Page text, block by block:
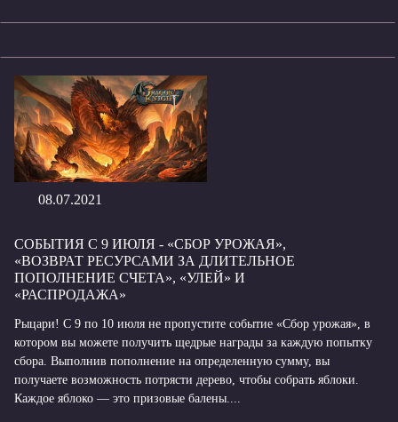
08.07.2021
СОБЫТИЯ С 9 ИЮЛЯ - «СБОР УРОЖАЯ»,
«ВОЗВРАТ РЕСУРСАМИ ЗА ДЛИТЕЛЬНОЕ
ПОПОЛНЕНИЕ СЧЕТА», «УЛЕЙ» И
«РАСПРОДАЖА»
Рыцари! С 9 по 10 июля не пропустите событие «Сбор урожая», в
котором вы можете получить щедрые награды за каждую попытку
сбора. Выполнив пополнение на определенную сумму, вы
получаете возможность потрясти дерево, чтобы собрать яблоки.
Каждое яблоко — это призовые балены....